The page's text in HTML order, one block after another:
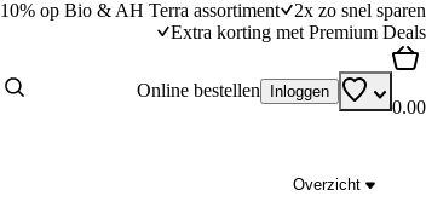
10% op Bio & AH Terra assortiment
2x zo snel sparen
Extra korting met Premium Deals
Online bestellen Inloggen
0.00
Overzicht